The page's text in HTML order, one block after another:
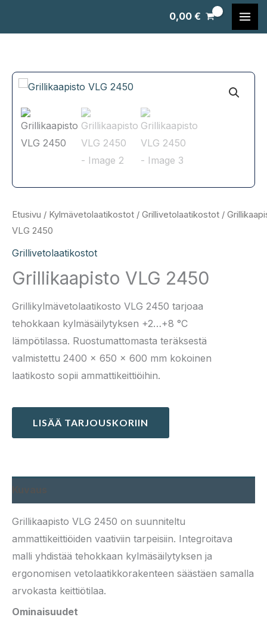
0,00€
Etusivu / Kylmävetolaatikostot / Grillivetolaatikostot /
VLG 2450
Grillivetolaatikostot
Grillikaapisto VLG 2450
Grillikylmävetolaatikosto VLG 2450 tarjoaa
tehokkaan kylmäsäilytyksen +2…+8 °C
lämpötilassa. Ruostumattomasta teräksestä
valmistettu 2400 × 650 × 600 mm kokoinen
laatikosto sopii ammattikeittiöihin.
LISÄÄ TARJOUSKORIIN
Grillikaapisto VLG 2450 on suunniteltu
ammattikeittiöiden vaativiin tarpeisiin. Integroitava
malli yhdistää tehokkaan kylmäsäilytyksen ja
ergonomisen vetolaatikkorakenteen säästäen samalla
arvokasta keittiötilaa.
Ominaisuudet